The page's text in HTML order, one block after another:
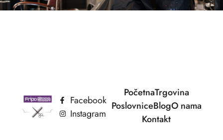
PočetnaTrgovina
PoslovniceBlogO nama
Kontakt
Facebook
Instagram